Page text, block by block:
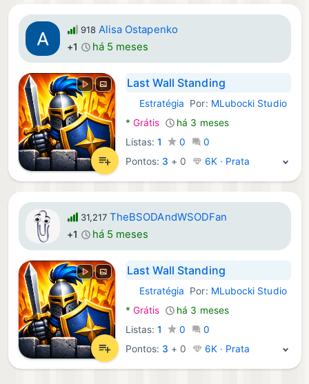
918 Alisa Ostapenko
+1 há 5 meses
Last Wall Standing
Android Jogos:
Estratégia Por: MLubocki Studio
* Grátis
há 3 meses
Listas:1 0
0
Pontos: 3 + 0 6K · Prata
31,217 TheBSODAndWSODFan
+1 há 5 meses
Last Wall Standing
Android Jogos:
Estratégia Por: MLubocki Studio
* Grátis
há 3 meses
Listas:1 0
0
Pontos: 3 + 0 6K · Prata